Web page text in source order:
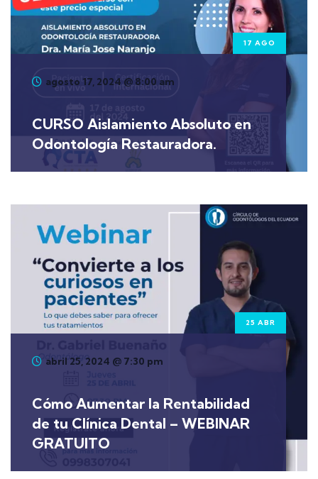
17 AGO
agosto 17, 2024 @ 8:00 am
CURSO Aislamiento Absoluto en
Odontología Restauradora.
25 ABR
abril 25, 2024 @ 7:30 pm
Cómo Aumentar la Rentabilidad
de tu Clínica Dental – WEBINAR
GRATUITO